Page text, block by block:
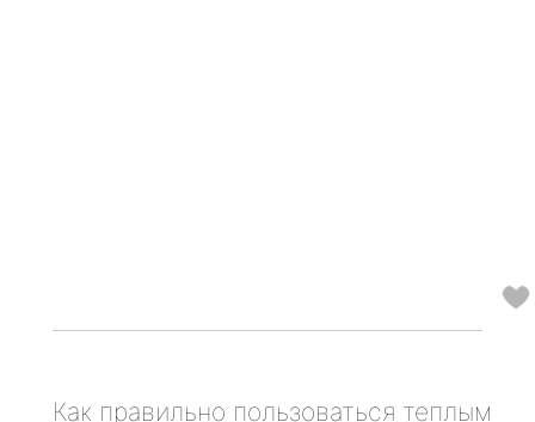
Как правильно пользоваться теплым